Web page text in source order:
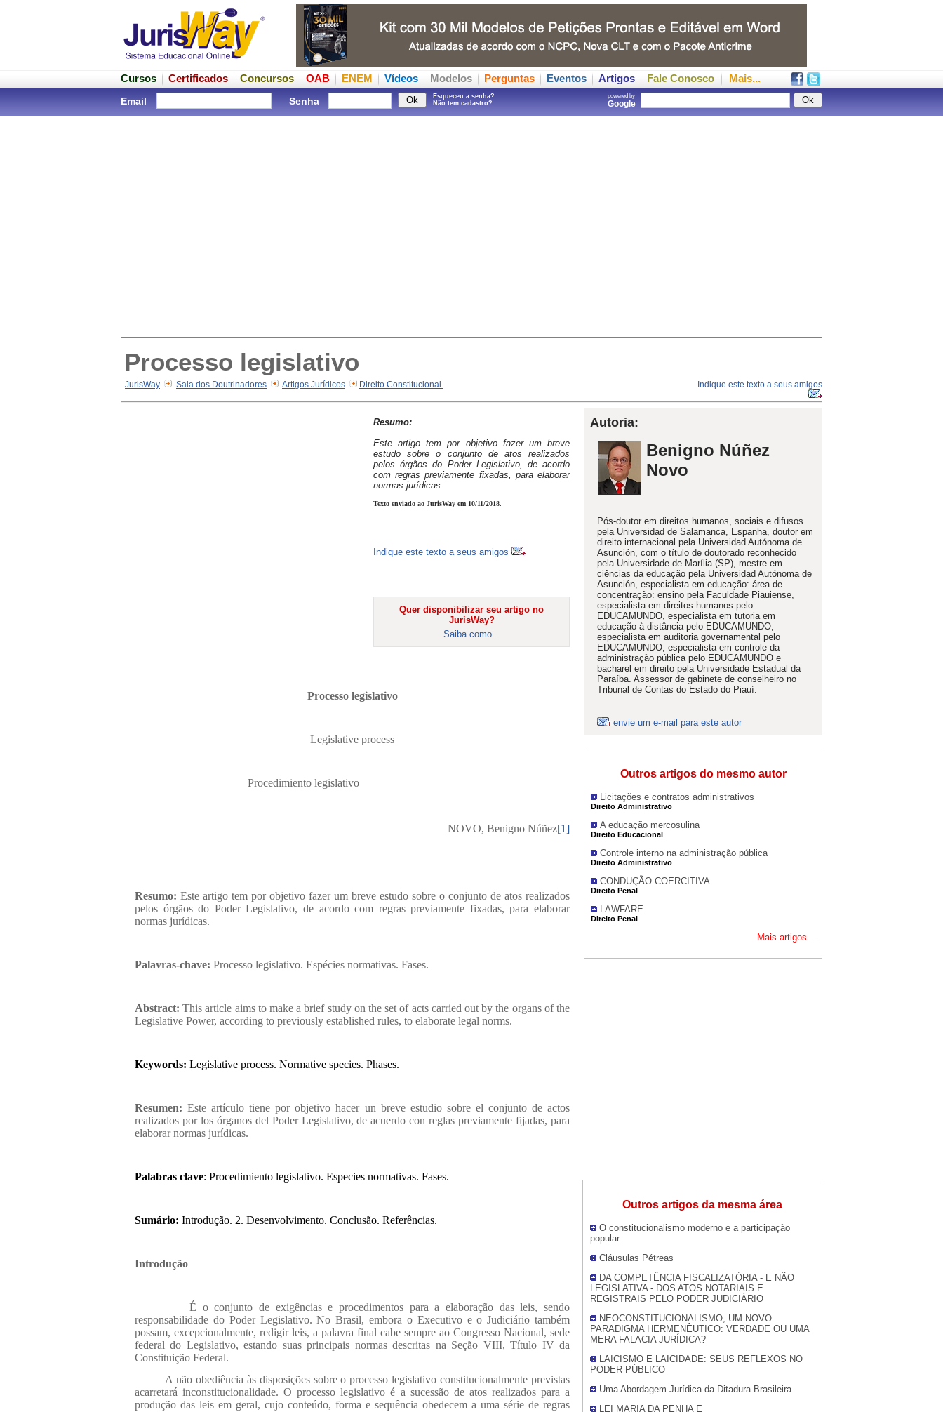
Cursos Certificados Concursos OAB ENEM Vídeos Modelos Perguntas Eventos Artigos Fale Conosco Mais...
Email Senha
Esqueceu a senha?
Não tem cadastro?
powered by
Google
Processo legislativo
JurisWay Sala dos Doutrinadores Artigos Jurídicos Direito Constitucional Indique este texto a seus amigos
Autoria:
Benigno Núñez
Novo
Pós-doutor em direitos humanos, sociais e difusos
pela Universidad de Salamanca, Espanha, doutor em
direito internacional pela Universidad Autónoma de
Asunción, com o título de doutorado reconhecido
pela Universidade de Marília (SP), mestre em
ciências da educação pela Universidad Autónoma de
Asunción, especialista em educação: área de
concentração: ensino pela Faculdade Piauiense,
especialista em direitos humanos pelo
EDUCAMUNDO, especialista em tutoria em
educação à distância pelo EDUCAMUNDO,
especialista em auditoria governamental pelo
EDUCAMUNDO, especialista em controle da
administração pública pelo EDUCAMUNDO e
bacharel em direito pela Universidade Estadual da
Paraíba. Assessor de gabinete de conselheiro no
Tribunal de Contas do Estado do Piauí.
envie um e-mail para este autor
Outros artigos do mesmo autor
Licitações e contratos administrativos
Direito Administrativo
A educação mercosulina
Direito Educacional
Controle interno na administração pública
Direito Administrativo
CONDUÇÃO COERCITIVA
Direito Penal
LAWFARE
Direito Penal
Mais artigos...
Outros artigos da mesma área
O constitucionalismo moderno e a participação
popular
Cláusulas Pétreas
DA COMPETÊNCIA FISCALIZATÓRIA - E NÃO
LEGISLATIVA - DOS ATOS NOTARIAIS E
REGISTRAIS PELO PODER JUDICIÁRIO
NEOCONSTITUCIONALISMO, UM NOVO
PARADIGMA HERMENÊUTICO: VERDADE OU UMA
MERA FALACIA JURÍDICA?
LAICISMO E LAICIDADE: SEUS REFLEXOS NO
PODER PÚBLICO
Uma Abordagem Jurídica da Ditadura Brasileira
LEI MARIA DA PENHA E
Resumo:
Este artigo tem por objetivo fazer um breve
estudo sobre o conjunto de atos realizados
pelos órgãos do Poder Legislativo, de acordo
com regras previamente fixadas, para elaborar
normas jurídicas.
Texto enviado ao JurisWay em 10/11/2018.
Indique este texto a seus amigos
Quer disponibilizar seu artigo no
JurisWay?
Saiba como...
Processo legislativo
Legislative process
Procedimiento legislativo
NOVO, Benigno Núñez[1]
Resumo: Este artigo tem por objetivo fazer um breve estudo sobre o conjunto de atos realizados
pelos órgãos do Poder Legislativo, de acordo com regras previamente fixadas, para elaborar
normas jurídicas.
Palavras-chave: Processo legislativo. Espécies normativas. Fases.
Abstract:This article aims to make a brief study on the set of acts carried out by the organs of the
Legislative Power, according to previously established rules, to elaborate legal norms.
Keywords: Legislative process. Normative species. Phases.
Resumen:Este artículo tiene por objetivo hacer un breve estudio sobre el conjunto de actos
realizados por los órganos del Poder Legislativo, de acuerdo con reglas previamente fijadas, para
elaborar normas jurídicas.
Palabras clave: Procedimiento legislativo. Especies normativas. Fases.
Sumário: Introdução. 2. Desenvolvimento. Conclusão. Referências.
Introdução
É o conjunto de exigências e procedimentos para a elaboração das leis, sendo
responsabilidade do Poder Legislativo. No Brasil, embora o Executivo e o Judiciário também
possam, excepcionalmente, redigir leis, a palavra final cabe sempre ao Congresso Nacional, sede
federal do Legislativo, estando suas principais normas descritas na Seção VIII, Título IV da
Constituição Federal.
A não obediência às disposições sobre o processo legislativo constitucionalmente previstas
acarretará inconstitucionalidade. O processo legislativo é a sucessão de atos realizados para a
produção das leis em geral, cujo conteúdo, forma e sequência obedecem a uma série de regras